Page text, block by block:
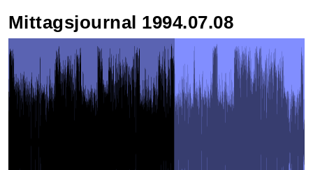
Mittagsjournal 1994.07.08